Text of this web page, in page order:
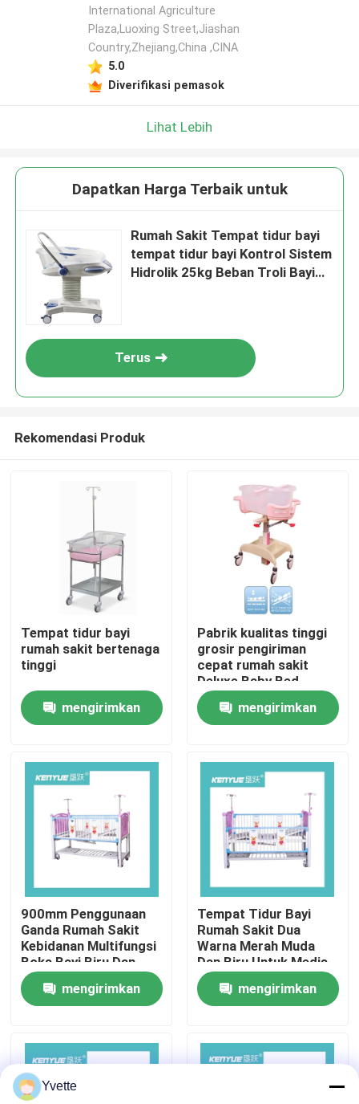
Rumah
Produk
Tur Pabrik
Kontrol Kualitas
Hubungi Kami
Berita
Kasus
Tempat Tidur Persalinan di Rumah Sakit
Aksesori Meja Kebidanan
International Agriculture
Plaza,Luoxing Street,Jiashan
Country,Zhejiang,China ,CINA
5.0
Diverifikasi pemasok
Lihat Lebih
Dapatkan Harga Terbaik untuk
Rumah Sakit Tempat tidur bayi
tempat tidur bayi Kontrol Sistem
Hidrolik 25kg Beban Troli Bayi
Terus
Rekomendasi Produk
Tempat tidur bayi
rumah sakit bertenaga
tinggi
mengirimkan
Pabrik kualitas tinggi
grosir pengiriman
cepat rumah sakit
Deluxe Baby Bed
dengan Troli
mengirimkan
900mm Penggunaan
Ganda Rumah Sakit
Kebidanan Multifungsi
Boks Bayi Biru Dan
Merah Muda
mengirimkan
Tempat Tidur Bayi
Rumah Sakit Dua
Warna Merah Muda
Dan Biru Untuk Medis
Anak
mengirimkan
Yvette